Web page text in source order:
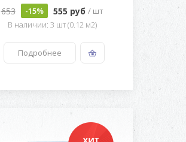
653 -15% 555 руб / шт
В наличии: 3 шт (0.12 м2)
Подробнее